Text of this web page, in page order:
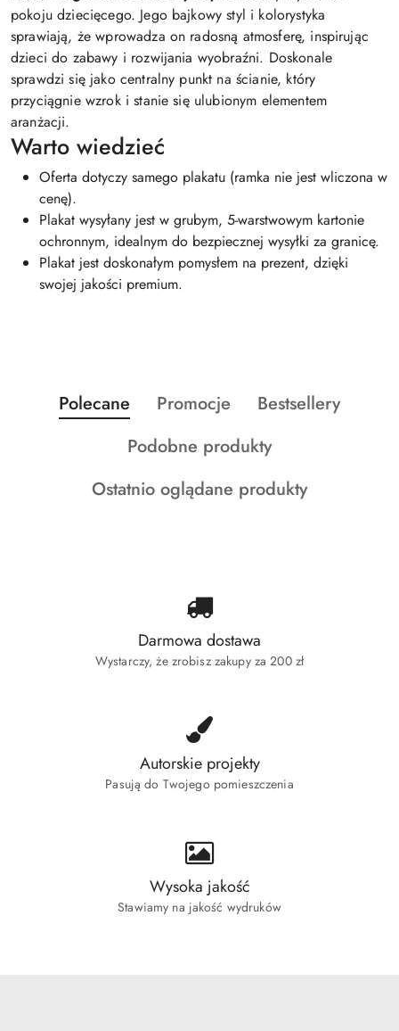
pokoju dziecięcego. Jego bajkowy styl i kolorystyka
sprawiają, że wprowadza on radosną atmosferę, inspirując
dzieci do zabawy i rozwijania wyobraźni. Doskonale
sprawdzi się jako centralny punkt na ścianie, który
przyciągnie wzrok i stanie się ulubionym elementem
aranżacji.
Warto wiedzieć
Oferta dotyczy samego plakatu (ramka nie jest wliczona w
cenę).
Plakat wysyłany jest w grubym, 5-warstwowym kartonie
ochronnym, idealnym do bezpiecznej wysyłki za granicę.
Plakat jest doskonałym pomysłem na prezent, dzięki
swojej jakości premium.
Pomiń karuzelę produktów
Produkty
o
Polecane
Produkty
statusie:
Promocje
Produkty
statusie:
Bestsellery
Produkty
statusie:
Podobne produkty
Produkty
Ostatnio oglądane produkty
Darmowa dostawa
Wystarczy, że zrobisz zakupy za 200 zł
Autorskie projekty
Pasują do Twojego pomieszczenia
Wysoka jakość
Stawiamy na jakość wydruków